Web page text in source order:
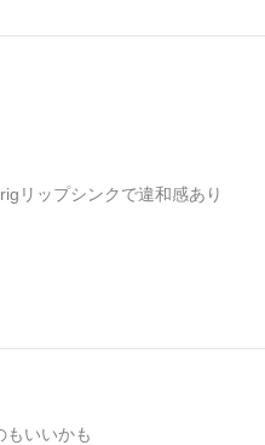
リップシンクで違和感あり
もいいかも